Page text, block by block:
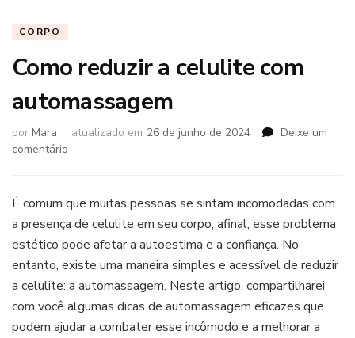
CORPO
Como reduzir a celulite com
automassagem
por Mara atualizado em 26 de junho de 2024
Deixe um
comentário
a
com
automassagem
É comum que muitas pessoas se sintam incomodadas com
a presença de celulite em seu corpo, afinal, esse problema
estético pode afetar a autoestima e a confiança. No
entanto, existe uma maneira simples e acessível de reduzir
a celulite: a automassagem. Neste artigo, compartilharei
com você algumas dicas de automassagem eficazes que
podem ajudar a combater esse incômodo e a melhorar a